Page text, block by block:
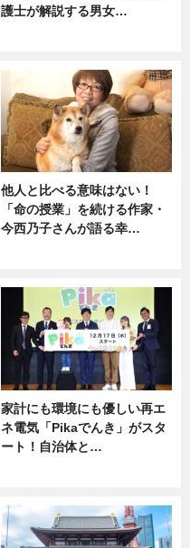
護士が解説する男女…
他人と比べる意味はない！
「命の授業」を続ける作家・
今西乃子さんが語る幸…
家計にも環境にも優しい再エ
ネ電気「Pikaでんき」がスタ
ート！自治体と…